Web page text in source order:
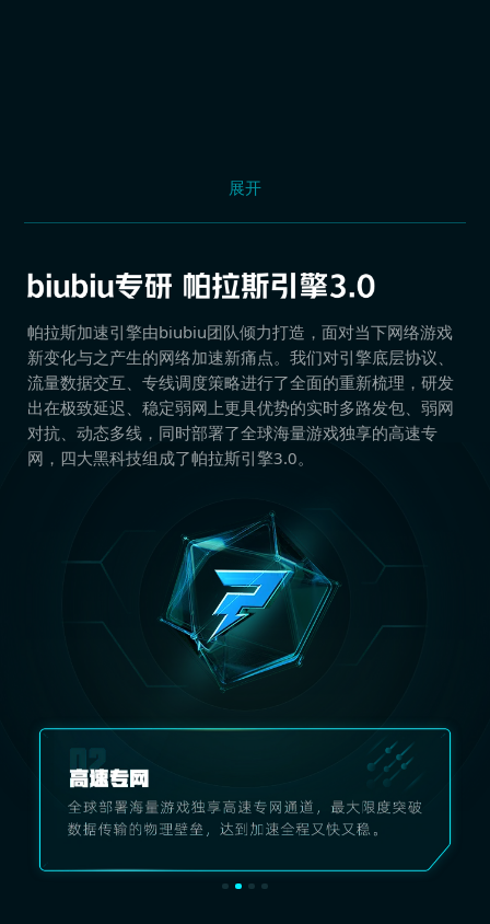
展开
帕拉斯加速引擎由biubiu团队倾力打造，面对当下网络游戏
新变化与之产生的网络加速新痛点。我们对引擎底层协议、
流量数据交互、专线调度策略进行了全面的重新梳理，研发
出在极致延迟、稳定弱网上更具优势的实时多路发包、弱网
对抗、动态多线，同时部署了全球海量游戏独享的高速专
网，四大黑科技组成了帕拉斯引擎3.0。